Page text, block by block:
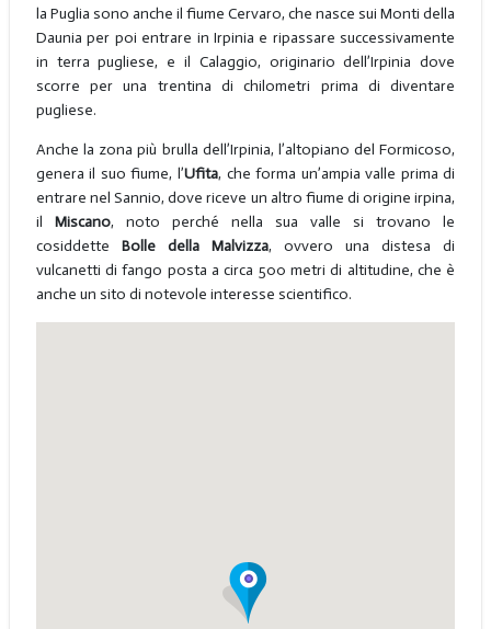
la Puglia sono anche il fiume Cervaro, che nasce sui Monti della
Daunia per poi entrare in Irpinia e ripassare successivamente
in terra pugliese, e il Calaggio, originario dell’Irpinia dove
scorre per una trentina di chilometri prima di diventare
pugliese.
Anche la zona più brulla dell’Irpinia, l’altopiano del Formicoso,
genera il suo fiume, l’Ufita, che forma un’ampia valle prima di
entrare nel Sannio, dove riceve un altro fiume di origine irpina,
il Miscano, noto perché nella sua valle si trovano le
cosiddette Bolle della Malvizza, ovvero una distesa di
vulcanetti di fango posta a circa 500 metri di altitudine, che è
anche un sito di notevole interesse scientifico.